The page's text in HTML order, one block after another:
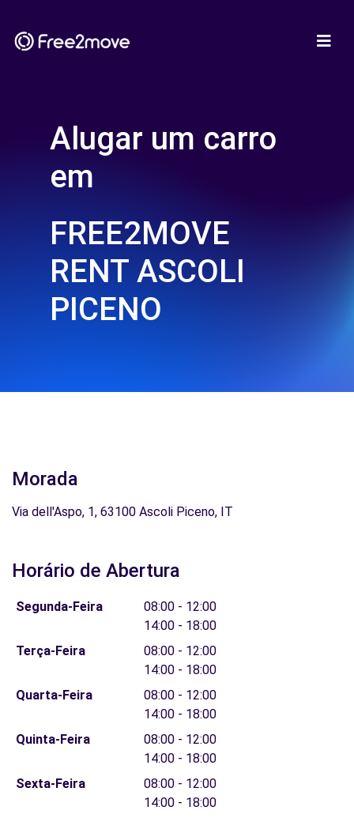
Alugar um carro
em
FREE2MOVE
RENT ASCOLI
PICENO
Morada
Via dell'Aspo, 1, 63100 Ascoli Piceno, IT
Horário de Abertura
Segunda-Feira
08:00 - 12:00
14:00 - 18:00
Terça-Feira
08:00 - 12:00
14:00 - 18:00
Quarta-Feira
08:00 - 12:00
14:00 - 18:00
Quinta-Feira
08:00 - 12:00
14:00 - 18:00
Sexta-Feira
08:00 - 12:00
14:00 - 18:00